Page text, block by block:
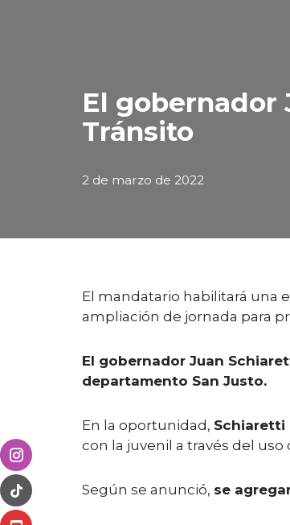
El gobernador
Tránsito
2 de marzo de 2022
El mandatario habilitará una
ampliación de jornada para
El gobernador Juan
departamento San Justo.
En la oportunidad, Schiaretti
con la juvenil a través del
Según se anunció, se